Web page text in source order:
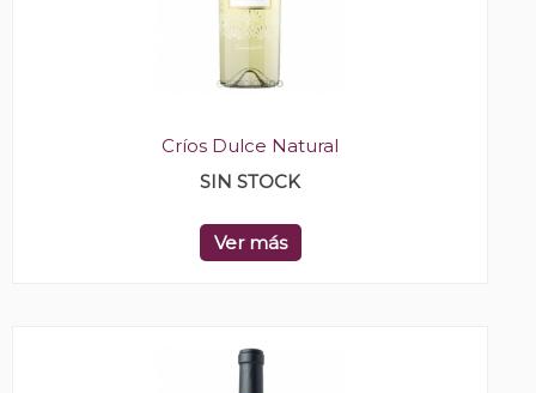
Críos Dulce Natural
SIN STOCK
Ver más